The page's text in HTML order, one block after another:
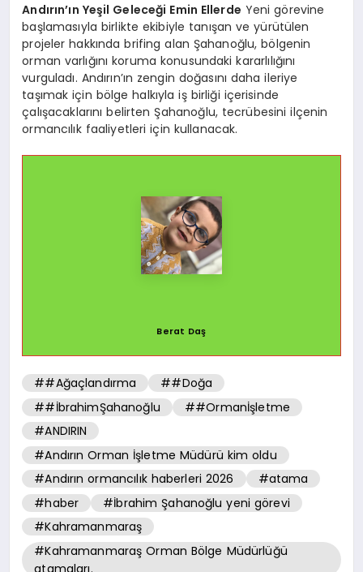
Andırın’ın Yeşil Geleceği Emin Ellerde Yeni görevine
başlamasıyla birlikte ekibiyle tanışan ve yürütülen
projeler hakkında brifing alan Şahanoğlu, bölgenin
orman varlığını koruma konusundaki kararlılığını
vurguladı. Andırın’ın zengin doğasını daha ileriye
taşımak için bölge halkıyla iş birliği içerisinde
çalışacaklarını belirten Şahanoğlu, tecrübesini ilçenin
ormancılık faaliyetleri için kullanacak.
Berat Daş
##Ağaçlandırma
##Doğa
##İbrahimŞahanoğlu
##Ormanİşletme
#ANDIRIN
#Andırın Orman İşletme Müdürü kim oldu
#Andırın ormancılık haberleri 2026
#atama
#haber
#İbrahim Şahanoğlu yeni görevi
#Kahramanmaraş
#Kahramanmaraş Orman Bölge Müdürlüğü
atamaları.